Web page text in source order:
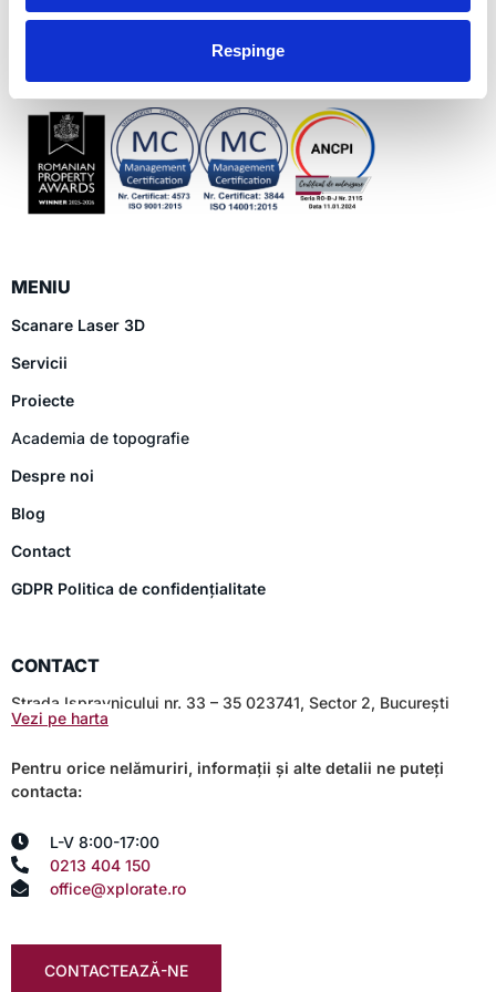
Respinge
finalizarea acestora.
MENIU
Scanare Laser 3D
Servicii
Proiecte
Academia de topografie
Despre noi
Blog
Contact
GDPR Politica de confidențialitate
CONTACT
Strada Ispravnicului nr. 33 – 35 023741, Sector 2, București
Vezi pe harta
Pentru orice nelămuriri, informații și alte detalii ne puteți
contacta:
L-V 8:00-17:00
0213 404 150
office@xplorate.ro
CONTACTEAZĂ-NE